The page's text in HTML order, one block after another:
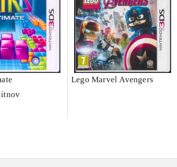
Lego Marvel Avengers